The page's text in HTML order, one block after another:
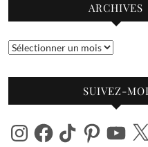
ARCHIVES
Archives
SUIVEZ-MOI
InstagramFacebook
TikTok PinterestYouTube
X